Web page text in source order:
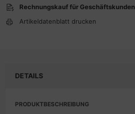
Rechnungskauf für Geschäftskunden
Artikeldatenblatt drucken
DETAILS
PRODUKTBESCHREIBUNG